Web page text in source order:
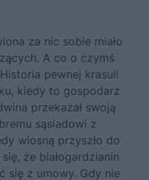
za nic sobie miało
A co o czymś
pewnej krasuli
kiedy to gospodarz
przekazał swoją
sąsiadowi z
wiosną przyszło do
że białogardzianin
się z umowy. Gdy nie